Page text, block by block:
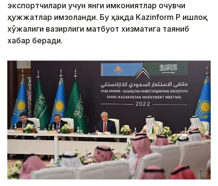
экспортчилари учун янги имкониятлар очувчи
ҳужжатлар имзоланди. Бу ҳақда Kazinform ҚР Қишлоқ
хўжалиги вазирлиги матбуот хизматига таяниб
хабар беради.